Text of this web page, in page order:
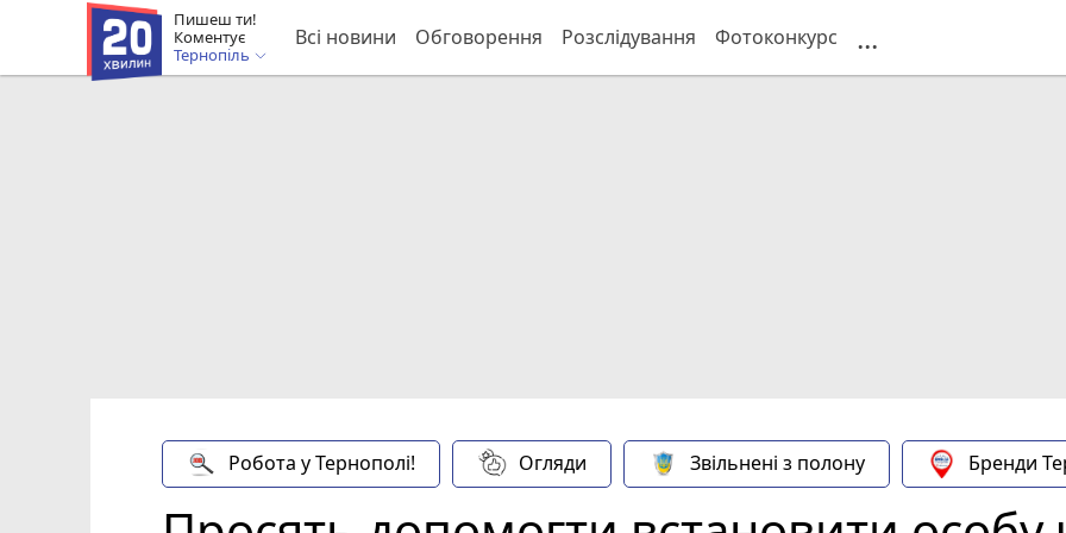
Пишеш ти!
Коментує
Тернопіль
Всі новини Обговорення Розслідування Фотоконкурс ...
Робота у Тернополі! Огляди Звільнені з полону Бренди